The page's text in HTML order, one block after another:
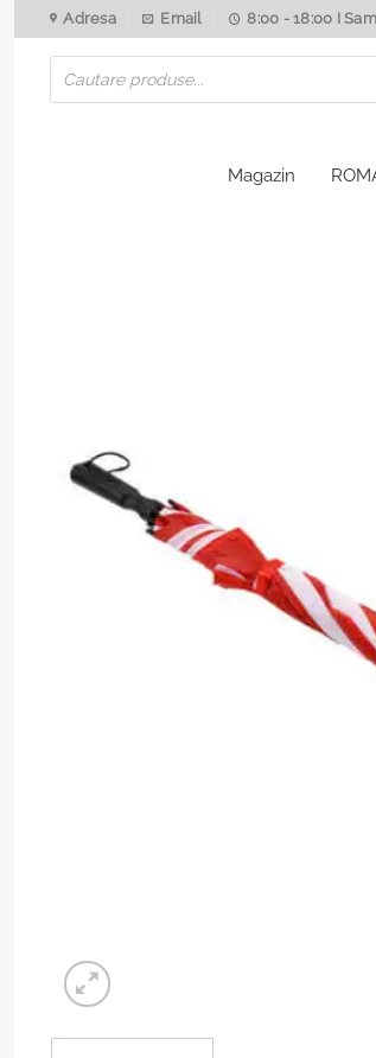
to
content
Adresa Email 8:00 - 18:00 I
Products
search
Magazin